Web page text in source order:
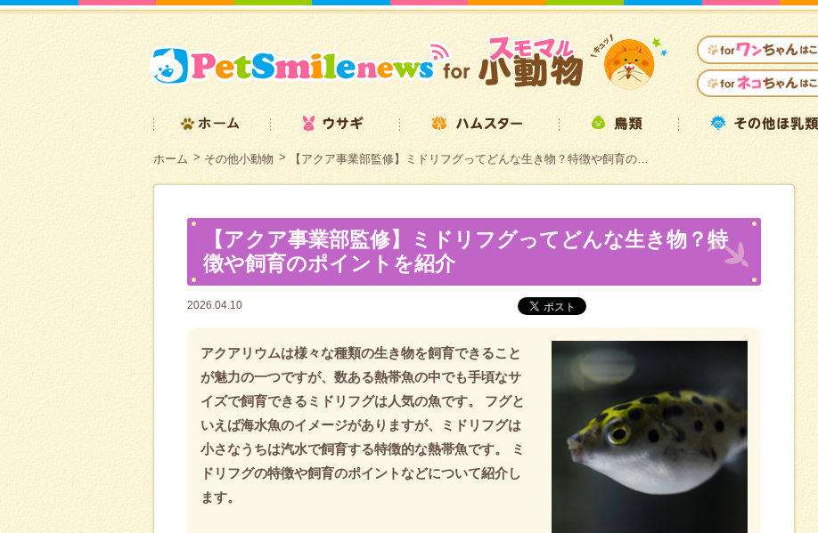
ホーム その他小動物 【アクア事業部監修】ミドリフグってどんな生き物？特徴や飼育の…
【アクア事業部監修】ミドリフグってどんな生き物？特
徴や飼育のポイントを紹介
2026.04.10
アクアリウムは様々な種類の生き物を飼育できること
が魅力の一つですが、数ある熱帯魚の中でも手頃なサ
イズで飼育できるミドリフグは人気の魚です。 フグと
いえば海水魚のイメージがありますが、ミドリフグは
小さなうちは汽水で飼育する特徴的な熱帯魚です。 ミ
ドリフグの特徴や飼育のポイントなどについて紹介し
ます。